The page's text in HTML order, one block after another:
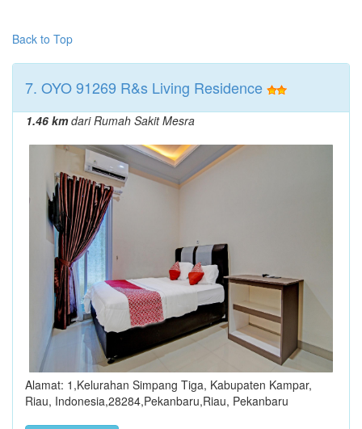
Back to Top
7. OYO 91269 R&s Living Residence
1.46 kmdari Rumah Sakit Mesra
Alamat: 1,Kelurahan Simpang Tiga, Kabupaten Kampar,
Riau, Indonesia,28284,Pekanbaru,Riau, Pekanbaru